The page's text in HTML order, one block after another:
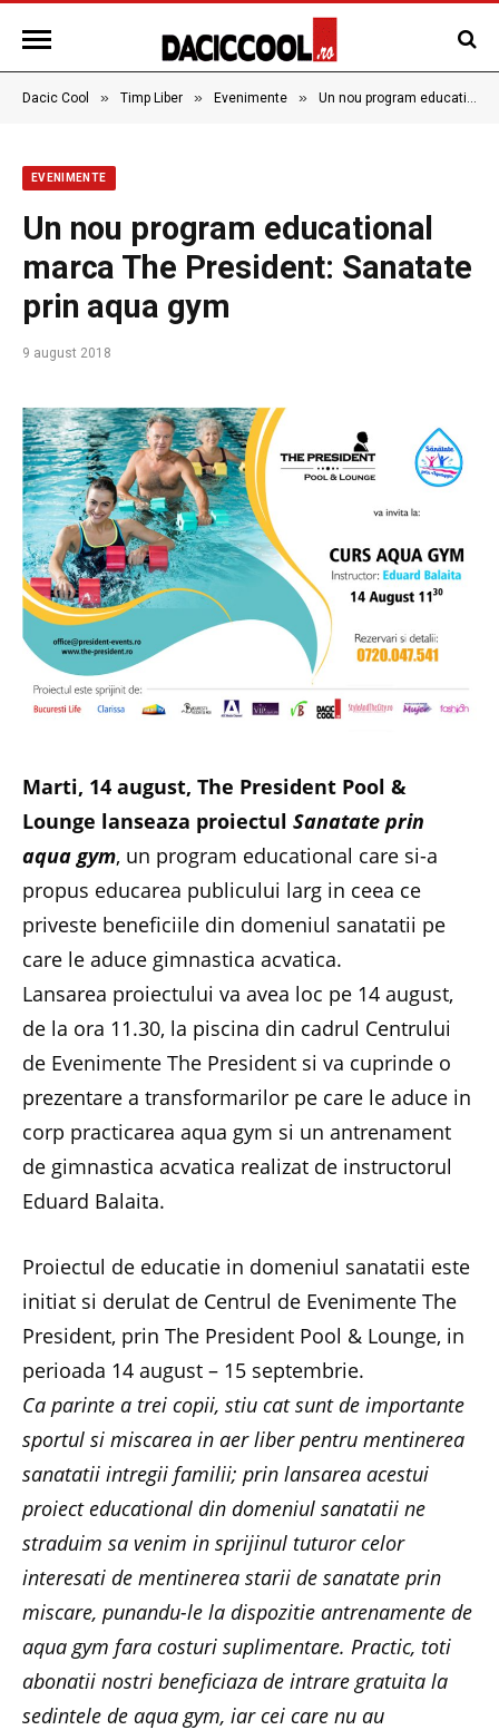
Dacic Cool » Timp Liber » Evenimente » Un nou program educational marca The President: Sanatate prin aqua gym
EVENIMENTE
Un nou program educational
marca The President: Sanatate
prin aqua gym
9 august 2018
Marti, 14 august, The President Pool &
Lounge lanseaza proiectul Sanatate prin
aqua gym, un program educational care si-a
propus educarea publicului larg in ceea ce
priveste beneficiile din domeniul sanatatii pe
care le aduce gimnastica acvatica.
Lansarea proiectului va avea loc pe 14 august,
de la ora 11.30, la piscina din cadrul Centrului
de Evenimente The President si va cuprinde o
prezentare a transformarilor pe care le aduce in
corp practicarea aqua gym si un antrenament
de gimnastica acvatica realizat de instructorul
Eduard Balaita.
Proiectul de educatie in domeniul sanatatii este
initiat si derulat de Centrul de Evenimente The
President, prin The President Pool & Lounge, in
perioada 14 august – 15 septembrie.
Ca parinte a trei copii, stiu cat sunt de importante
sportul si miscarea in aer liber pentru mentinerea
sanatatii intregii familii; prin lansarea acestui
proiect educational din domeniul sanatatii ne
straduim sa venim in sprijinul tuturor celor
interesati de mentinerea starii de sanatate prin
miscare, punandu-le la dispozitie antrenamente de
aqua gym fara costuri suplimentare. Practic, toti
abonatii nostri beneficiaza de intrare gratuita la
sedintele de aqua gym, iar cei care nu au